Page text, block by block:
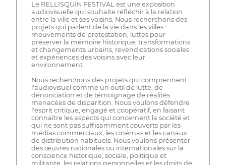
Le RELLISQUÍN FESTIVAL est une exposition
audiovisuelle qui souhaite réfléchir à la relation
entre la ville et ses voisins. Nous recherchons des
projets qui parlent de la vie dans les villes :
mouvements de protestation, luttes pour
préserver la mémoire historique, transformations
et changements urbains, revendications sociales
et expériences des voisins avec leur
environnement.
Nous recherchons des projets qui comprennent
l'audiovisuel comme un outil de lutte, de
dénonciation et de témoignage de réalités
menacées de disparition. Nous voulons défendre
l'esprit critique, engagé et coopératif, en faisant
connaître les aspects qui concernent la société et
qui ne sont pas suffisamment couverts par les
médias commerciaux, les cinémas et les canaux
de distribution habituels. Nous voulons présenter
des œuvres nationales ou internationales sur la
conscience historique, sociale, politique et
militante, les relations personnelles et les droits de